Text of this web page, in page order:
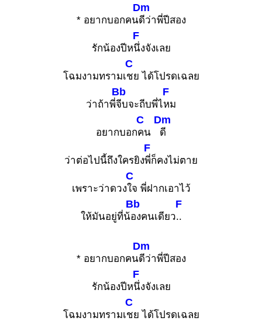
* อยากบอกคน
Dm
ดีว่าพี่ปีสอง
รักน้องปีห
F
นึ่งจังเลย
โฉมงามทรามเ
C
ชย ได้โปรดเฉลย
ว่าถ้าพี่
Bb
จีบจะถีบพี่ไ
F
หม
อยากบอก
C
คน
Dm
ดี
ว่าต่อไปนี้ถึงใครยิง
F
พี่ก็คงไม่ตาย
เพราะว่าดวง
C
ใจ พี่ฝากเอาไว้
ให้มันอยู่ที่น้
Bb
องคนเดียว
F
..
* อยากบอกคน
Dm
ดีว่าพี่ปีสอง
รักน้องปีห
F
นึ่งจังเลย
โฉมงามทรามเ
C
ชย ได้โปรดเฉลย